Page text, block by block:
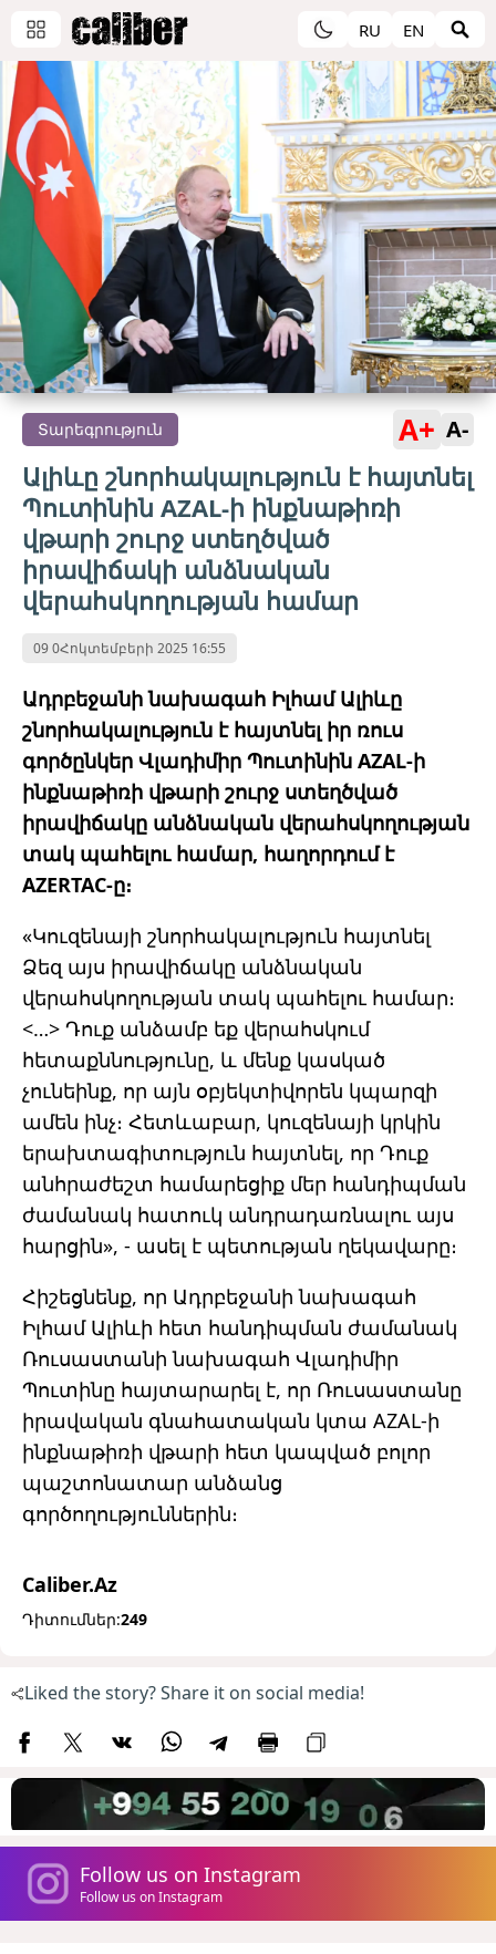
RU EN
Տարեգրություն A+ A-
Ալիևը շնորհակալություն է հայտնել
Պուտինին AZAL-ի ինքնաթիռի
վթարի շուրջ ստեղծված
իրավիճակի անձնական
վերահսկողության համար
09 0Հոկտեմբերի 2025 16:55
Ադրբեջանի նախագահ Իլհամ Ալիևը
շնորհակալություն է հայտնել իր ռուս
գործընկեր Վլադիմիր Պուտինին AZAL-ի
ինքնաթիռի վթարի շուրջ ստեղծված
իրավիճակը անձնական վերահսկողության
տակ պահելու համար, հաղորդում է
AZERTAC-ը։
«Կուզենայի շնորհակալություն հայտնել
Ձեզ այս իրավիճակը անձնական
վերահսկողության տակ պահելու համար։
<…> Դուք անձամբ եք վերահսկում
հետաքննությունը, և մենք կասկած
չունեինք, որ այն օբյեկտիվորեն կպարզի
ամեն ինչ։ Հետևաբար, կուզենայի կրկին
երախտագիտություն հայտնել, որ Դուք
անհրաժեշտ համարեցիք մեր հանդիպման
ժամանակ հատուկ անդրադառնալու այս
հարցին», - ասել է պետության ղեկավարը։
Հիշեցնենք, որ Ադրբեջանի նախագահ
Իլհամ Ալիևի հետ հանդիպման ժամանակ
Ռուսաստանի նախագահ Վլադիմիր
Պուտինը հայտարարել է, որ Ռուսաստանը
իրավական գնահատական կտա AZAL-ի
ինքնաթիռի վթարի հետ կապված բոլոր
պաշտոնատար անձանց
գործողություններին։
Caliber.Az
Դիտումներ:249
Liked the story? Share it on social media!
Follow us on Instagram
Follow us on Instagram